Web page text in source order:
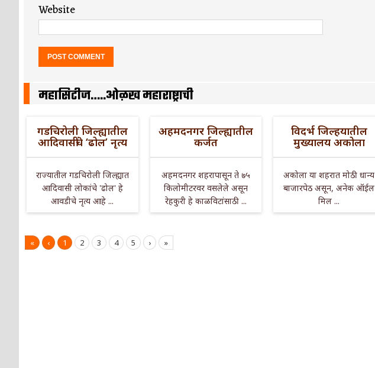
Website
महासिटीज…..ओळख महाराष्ट्राची
गडचिरोली जिल्ह्यातील
आदिवासींचे ‘ढोल’ नृत्य
राज्यातील गडचिरोली जिल्ह्यात
आदिवासी लोकांचे 'ढोल' हे
आवडीचे नृत्य आहे ...
अहमदनगर जिल्ह्यातील
कर्जत
अहमदनगर शहरापासून ते ७५
किलोमीटरवर वसलेले असून
रेहकुरी हे काळविटांसाठी ...
विदर्भ जिल्हयातील
मुख्यालय अकोला
अकोला या शहरात मोठी धान्य
बाजारपेठ असून, अनेक ऑईल
मिल ...
« ‹ 1 2 3 4 5 › »